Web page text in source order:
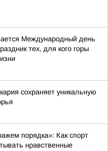
Международный день
тех, для кого горы
сохраняет уникальную
порядка»: Как спорт
нравственные